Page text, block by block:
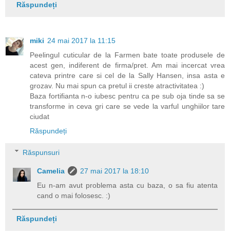
Răspundeți
miki 24 mai 2017 la 11:15
Peelingul cuticular de la Farmen bate toate produsele de
acest gen, indiferent de firma/pret. Am mai incercat vrea
cateva printre care si cel de la Sally Hansen, insa asta e
grozav. Nu mai spun ca pretul ii creste atractivitatea :)
Baza fortifianta n-o iubesc pentru ca pe sub oja tinde sa se
transforme in ceva gri care se vede la varful unghiilor tare
ciudat
Răspundeți
Răspunsuri
Camelia
27 mai 2017 la 18:10
Eu n-am avut problema asta cu baza, o sa fiu atenta
cand o mai folosesc. :)
Răspundeți